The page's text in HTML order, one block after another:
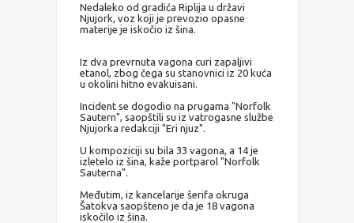
Nedaleko od gradića Riplija u državi
Njujork, voz koji je prevozio opasne
materije je iskočio iz šina.
Iz dva prevrnuta vagona curi zapaljivi
etanol, zbog čega su stanovnici iz 20 kuća
u okolini hitno evakuisani.
Incident se dogodio na prugama "Norfolk
Sautern", saopštili su iz vatrogasne službe
Njujorka redakciji "Eri njuz".
U kompoziciji su bila 33 vagona, a 14 je
izletelo iz šina, kaže portparol "Norfolk
Sauterna".
Međutim, iz kancelarije šerifa okruga
Šatokva saopšteno je da je 18 vagona
iskočilo iz šina.